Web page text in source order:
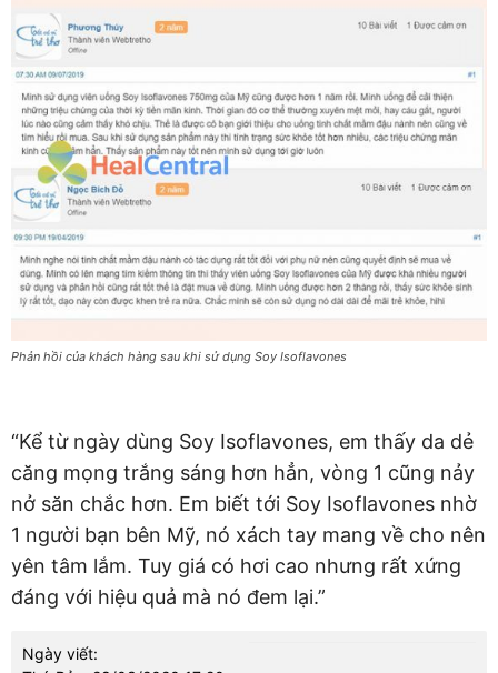
Phản hồi của khách hàng sau khi sử dụng Soy Isoflavones
“Kể từ ngày dùng Soy Isoflavones, em thấy da dẻ
căng mọng trắng sáng hơn hẳn, vòng 1 cũng nảy
nở săn chắc hơn. Em biết tới Soy Isoflavones nhờ
1 người bạn bên Mỹ, nó xách tay mang về cho nên
yên tâm lắm. Tuy giá có hơi cao nhưng rất xứng
đáng với hiệu quả mà nó đem lại.”
Ngày viết: